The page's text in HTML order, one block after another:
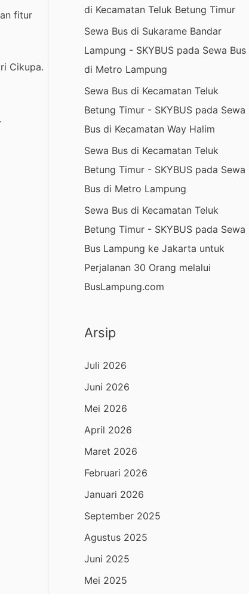
fitur
Cikupa.
di Kecamatan Teluk Betung Timur
Sewa Bus di Sukarame Bandar
Lampung - SKYBUS pada Sewa Bus
di Metro Lampung
Sewa Bus di Kecamatan Teluk
Betung Timur - SKYBUS pada Sewa
Bus di Kecamatan Way Halim
Sewa Bus di Kecamatan Teluk
Betung Timur - SKYBUS pada Sewa
Bus di Metro Lampung
Sewa Bus di Kecamatan Teluk
Betung Timur - SKYBUS pada Sewa
Bus Lampung ke Jakarta untuk
Perjalanan 30 Orang melalui
BusLampung.com
Arsip
Juli 2026
Juni 2026
Mei 2026
April 2026
Maret 2026
Februari 2026
Januari 2026
September 2025
Agustus 2025
Juni 2025
Mei 2025